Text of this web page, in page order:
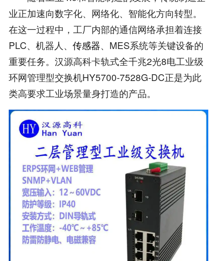
业正加速向数字化、网络化、智能化方向转型。
在这一过程中，工厂内部的通信网络承担着连接
PLC、机器人、 传感器、MES系统等关键设备的
重要任务。汉源高科卡轨式全千兆2光8电工业级
环网管理型交换机HY5700-7528G-DC正是为此
类高要求工业场景量身打造的产品。